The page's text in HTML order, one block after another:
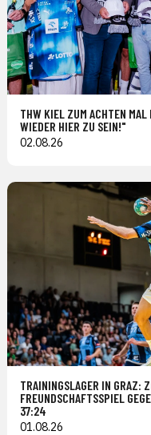
THW KIEL ZUM ACHTEN
WIEDER HIER ZU SEIN!"
02.08.26
TRAININGSLAGER IN GRAZ:
FREUNDSCHAFTSSPIEL
37:24
01.08.26